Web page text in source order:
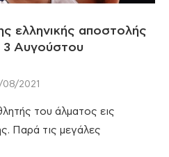
ελληνικής αποστολής
3 Αυγούστου
2021
του άλματος εις
Παρά τις μεγάλες